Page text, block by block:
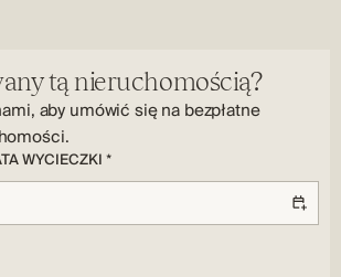
Ścieki, Internet
tą nieruchomością?
aby umówić się na bezpłatne
WYCIECZKI *